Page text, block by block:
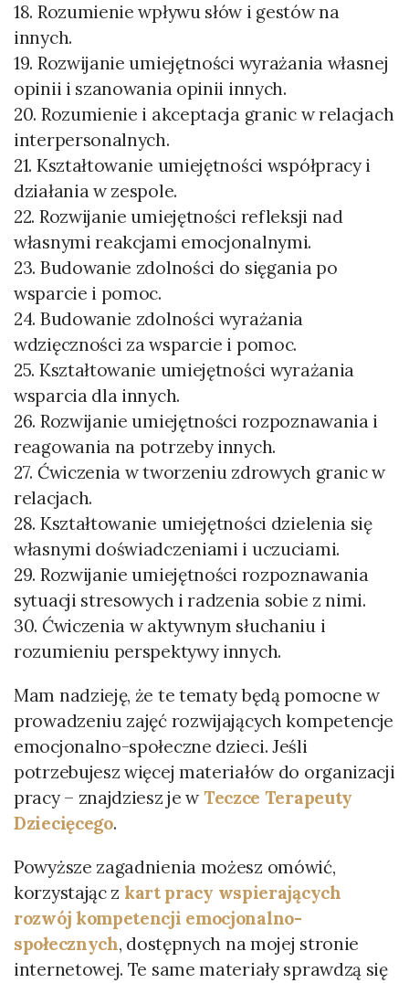
18. Rozumienie wpływu słów i gestów na
innych.
19. Rozwijanie umiejętności wyrażania własnej
opinii i szanowania opinii innych.
20. Rozumienie i akceptacja granic w relacjach
interpersonalnych.
21. Kształtowanie umiejętności współpracy i
działania w zespole.
22. Rozwijanie umiejętności refleksji nad
własnymi reakcjami emocjonalnymi.
23. Budowanie zdolności do sięgania po
wsparcie i pomoc.
24. Budowanie zdolności wyrażania
wdzięczności za wsparcie i pomoc.
25. Kształtowanie umiejętności wyrażania
wsparcia dla innych.
26. Rozwijanie umiejętności rozpoznawania i
reagowania na potrzeby innych.
27. Ćwiczenia w tworzeniu zdrowych granic w
relacjach.
28. Kształtowanie umiejętności dzielenia się
własnymi doświadczeniami i uczuciami.
29. Rozwijanie umiejętności rozpoznawania
sytuacji stresowych i radzenia sobie z nimi.
30. Ćwiczenia w aktywnym słuchaniu i
rozumieniu perspektywy innych.
Mam nadzieję, że te tematy będą pomocne w
prowadzeniu zajęć rozwijających kompetencje
emocjonalno-społeczne dzieci. Jeśli
potrzebujesz więcej materiałów do organizacji
pracy – znajdziesz je wTeczce Terapeuty
Dziecięcego.
Powyższe zagadnienia możesz omówić,
korzystając z kart pracy wspierających
rozwój kompetencji emocjonalno-
społecznych, dostępnych na mojej stronie
internetowej. Te same materiały sprawdzą się